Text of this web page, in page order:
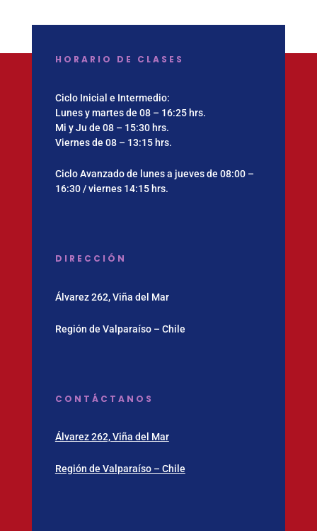
HORARIO DE CLASES
Ciclo Inicial e Intermedio:
Lunes y martes de 08 – 16:25 hrs.
Mi y Ju de 08 – 15:30 hrs.
Viernes de 08 – 13:15 hrs.
Ciclo Avanzado de lunes a jueves de 08:00 –
16:30 / viernes 14:15 hrs.
DIRECCIÓN
Álvarez 262, Viña del Mar
Región de Valparaíso – Chile
CONTÁCTANOS
Álvarez 262, Viña del Mar
Región de Valparaíso – Chile